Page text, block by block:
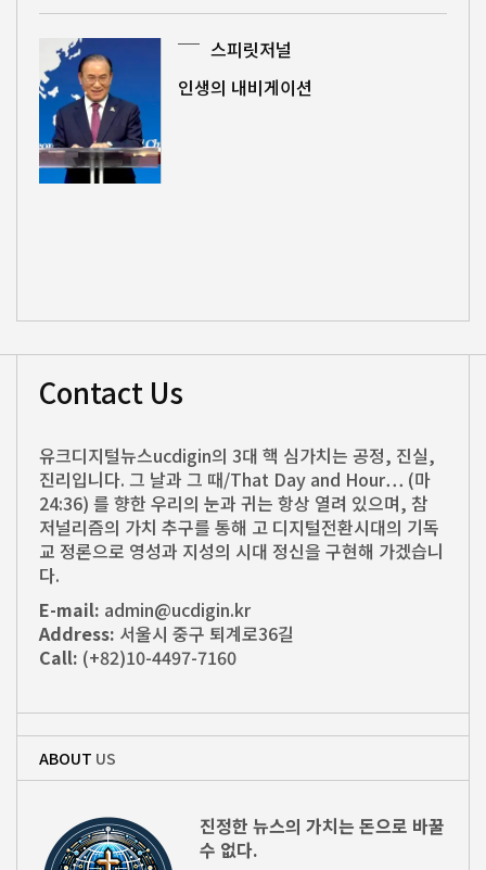
스피릿저널
인생의 내비게이션
Contact Us
유크디지털뉴스ucdigin의 3대 핵 심가치는 공정, 진실,
진리입니다. 그 날과 그 때/That Day and Hour… (마
24:36) 를 향한 우리의 눈과 귀는 항상 열려 있으며, 참
저널리즘의 가치 추구를 통해 고 디지털전환시대의 기독
교 정론으로 영성과 지성의 시대 정신을 구현해 가겠습니
다.
E-mail: admin@ucdigin.kr
Address: 서울시 중구 퇴계로36길
Call: (+82)10-4497-7160
ABOUT US
진정한 뉴스의 가치는 돈으로 바꿀
수 없다.